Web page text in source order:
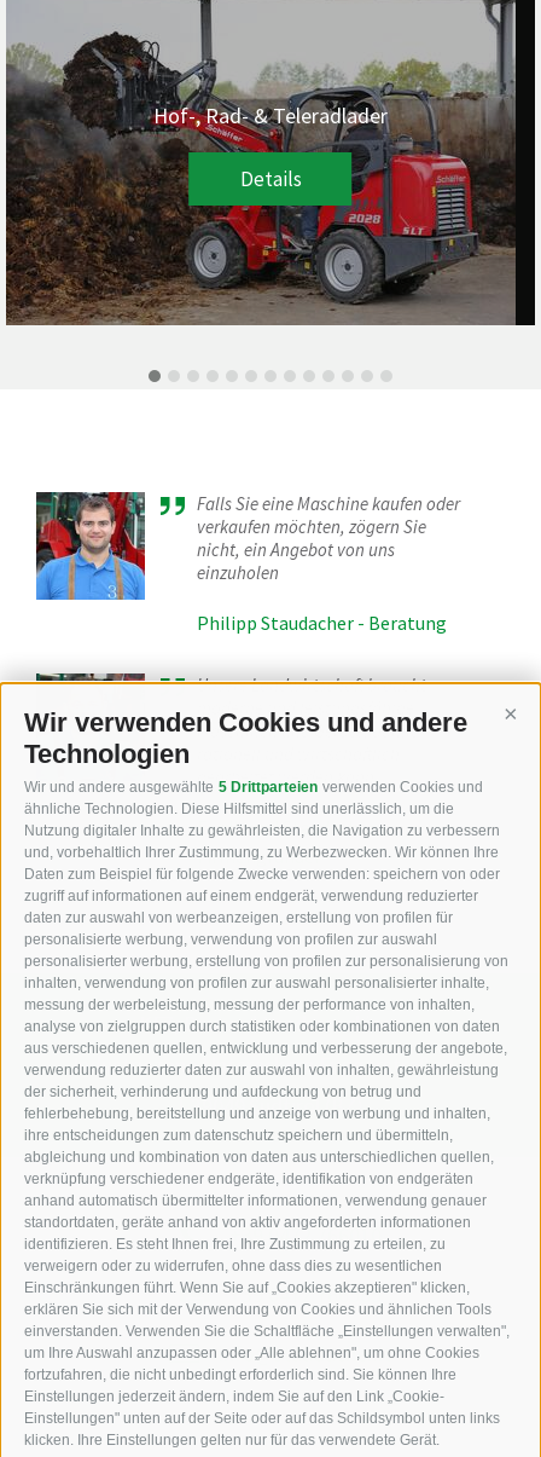
Wir verwenden Cookies und andere
Technologien
Wir und andere ausgewählte 5 Drittparteien verwenden Cookies und
ähnliche Technologien. Diese Hilfsmittel sind unerlässlich, um die
Nutzung digitaler Inhalte zu gewährleisten, die Navigation zu verbessern
und, vorbehaltlich Ihrer Zustimmung, zu Werbezwecken. Wir können Ihre
Daten zum Beispiel für folgende Zwecke verwenden: speichern von oder
zugriff auf informationen auf einem endgerät, verwendung reduzierter
daten zur auswahl von werbeanzeigen, erstellung von profilen für
personalisierte werbung, verwendung von profilen zur auswahl
personalisierter werbung, erstellung von profilen zur personalisierung von
inhalten, verwendung von profilen zur auswahl personalisierter inhalte,
messung der werbeleistung, messung der performance von inhalten,
analyse von zielgruppen durch statistiken oder kombinationen von daten
aus verschiedenen quellen, entwicklung und verbesserung der angebote,
verwendung reduzierter daten zur auswahl von inhalten, gewährleistung
der sicherheit, verhinderung und aufdeckung von betrug und
fehlerbehebung, bereitstellung und anzeige von werbung und inhalten,
ihre entscheidungen zum datenschutz speichern und übermitteln,
abgleichung und kombination von daten aus unterschiedlichen quellen,
verknüpfung verschiedener endgeräte, identifikation von endgeräten
anhand automatisch übermittelter informationen, verwendung genauer
standortdaten, geräte anhand von aktiv angeforderten informationen
identifizieren. Es steht Ihnen frei, Ihre Zustimmung zu erteilen, zu
verweigern oder zu widerrufen, ohne dass dies zu wesentlichen
Einschränkungen führt. Wenn Sie auf „Cookies akzeptieren" klicken,
erklären Sie sich mit der Verwendung von Cookies und ähnlichen Tools
einverstanden. Verwenden Sie die Schaltfläche „Einstellungen verwalten",
um Ihre Auswahl anzupassen oder „Alle ablehnen", um ohne Cookies
fortzufahren, die nicht unbedingt erforderlich sind. Sie können Ihre
Einstellungen jederzeit ändern, indem Sie auf den Link „Cookie-
Einstellungen" unten auf der Seite oder auf das Schildsymbol unten links
klicken. Ihre Einstellungen gelten nur für das verwendete Gerät.
Ackerbau & Grünland - McHALE
Details
Falls Sie eine Maschine kaufen oder
verkaufen möchten, zögern Sie
nicht, ein Angebot von uns
einzuholen
Philipp Staudacher - Beratung
Unsere Landwirtschaft braucht
moderne und leistungsfähige
Maschinen und Geräte, damit
gearbeitet werden kann
Ferdinand Staudacher -
Firmengründer
KFZ, Bau und Landmaschinen
Industriezone Unterackern Fuggerstraße 18
I-39049Südtirol (BZ)
+39 0472 766010
+39 0472 766585
info@staudacher.it